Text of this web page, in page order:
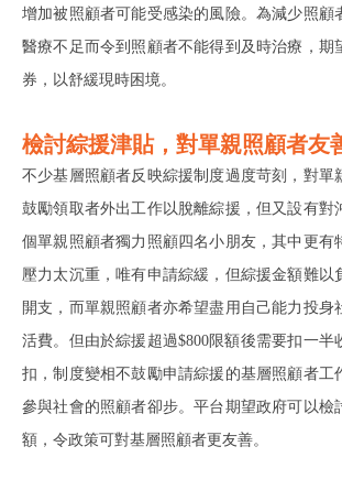
增加被照顧者可能受感染的風險。為減少照顧
醫療不足而令到照顧者不能得到及時治療，期
券，以舒緩現時困境。
檢討綜援津貼，對單親照顧者友
不少基層照顧者反映綜援制度過度苛刻，對單
鼓勵領取者外出工作以脫離綜援，但又設有對
個單親照顧者獨力照顧四名小朋友，其中更有
壓力太沉重，唯有申請綜緩，但綜援金額難以
開支，而單親照顧者亦希望盡用自己能力投身
活費。但由於綜援超過$800限額後需要扣一半
扣，制度變相不鼓勵申請綜援的基層照顧者工
參與社會的照顧者卻步。平台期望政府可以檢
額，令政策可對基層照顧者更友善。